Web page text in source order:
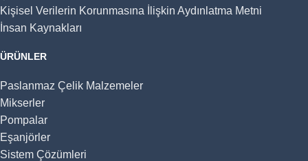
Kişisel Verilerin Korunmasına İlişkin Aydınlatma Metni
İnsan Kaynakları
ÜRÜNLER
Paslanmaz Çelik Malzemeler
Mikserler
Pompalar
Eşanjörler
Sistem Çözümleri